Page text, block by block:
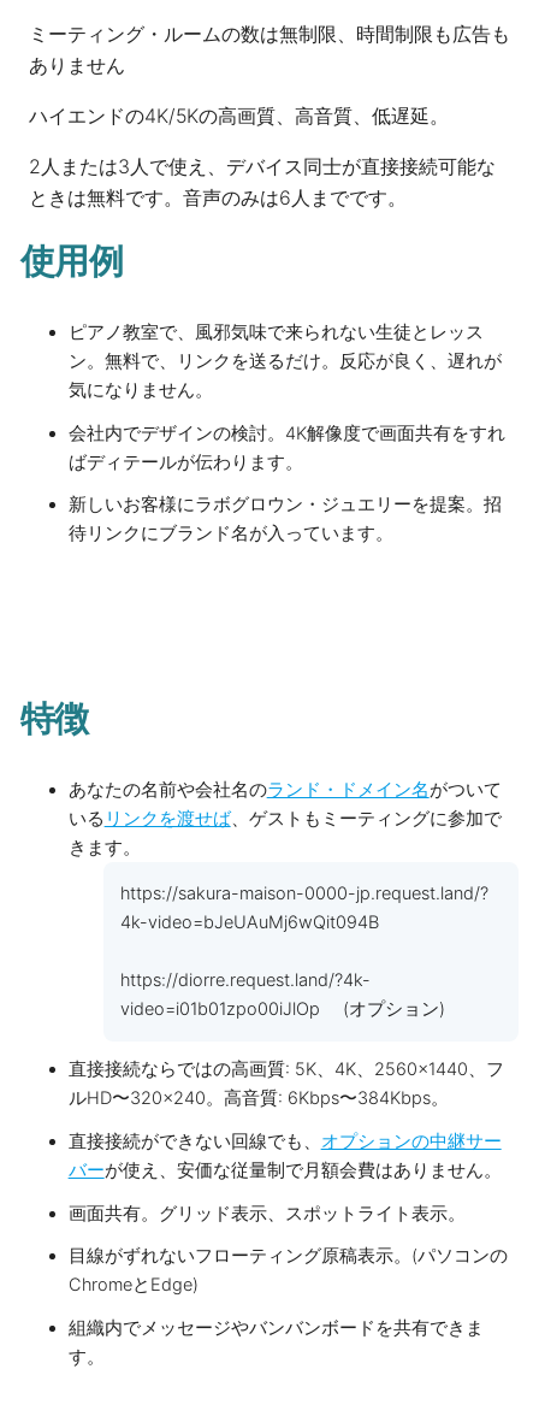
ミーティング・ルームの数は無制限、時間制限も広告も
ありません
ハイエンドの4K/5Kの高画質、高音質、低遅延。
2人または3人で使え、デバイス同士が直接接続可能な
ときは無料です。音声のみは6人までです。
使用例
ピアノ教室で、風邪気味で来られない生徒とレッス
ン。無料で、リンクを送るだけ。反応が良く、遅れが
気になりません。
会社内でデザインの検討。4K解像度で画面共有をすれ
ばディテールが伝わります。
新しいお客様にラボグロウン・ジュエリーを提案。招
待リンクにブランド名が入っています。
特徴
あなたの名前や会社名のランド・ドメイン名がついて
いる リンクを渡せば、ゲストもミーティングに参加で
きます。
https://sakura-maison-0000-jp.request.land/?
4k-video=bJeUAuMj6wQit094B
https://diorre.request.land/?4k-
video=i01b01zpo00iJlOp (オプション)
直接接続ならではの高画質: 5K、4K、2560×1440、フ
ルHD〜320×240。高音質: 6Kbps〜384Kbps。
直接接続ができない回線でも、 オプションの中継サー
バーが使え、安価な従量制で月額会費はありません。
画面共有。グリッド表示、スポットライト表示。
目線がずれないフローティング原稿表示。(パソコンの
ChromeとEdge)
組織内でメッセージやバンバンボードを共有できま
す。